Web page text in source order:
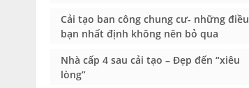
Cải tạo ban công chung cư- những điều
bạn nhất định không nên bỏ qua
Nhà cấp 4 sau cải tạo – Đẹp đến “xiêu
lòng”